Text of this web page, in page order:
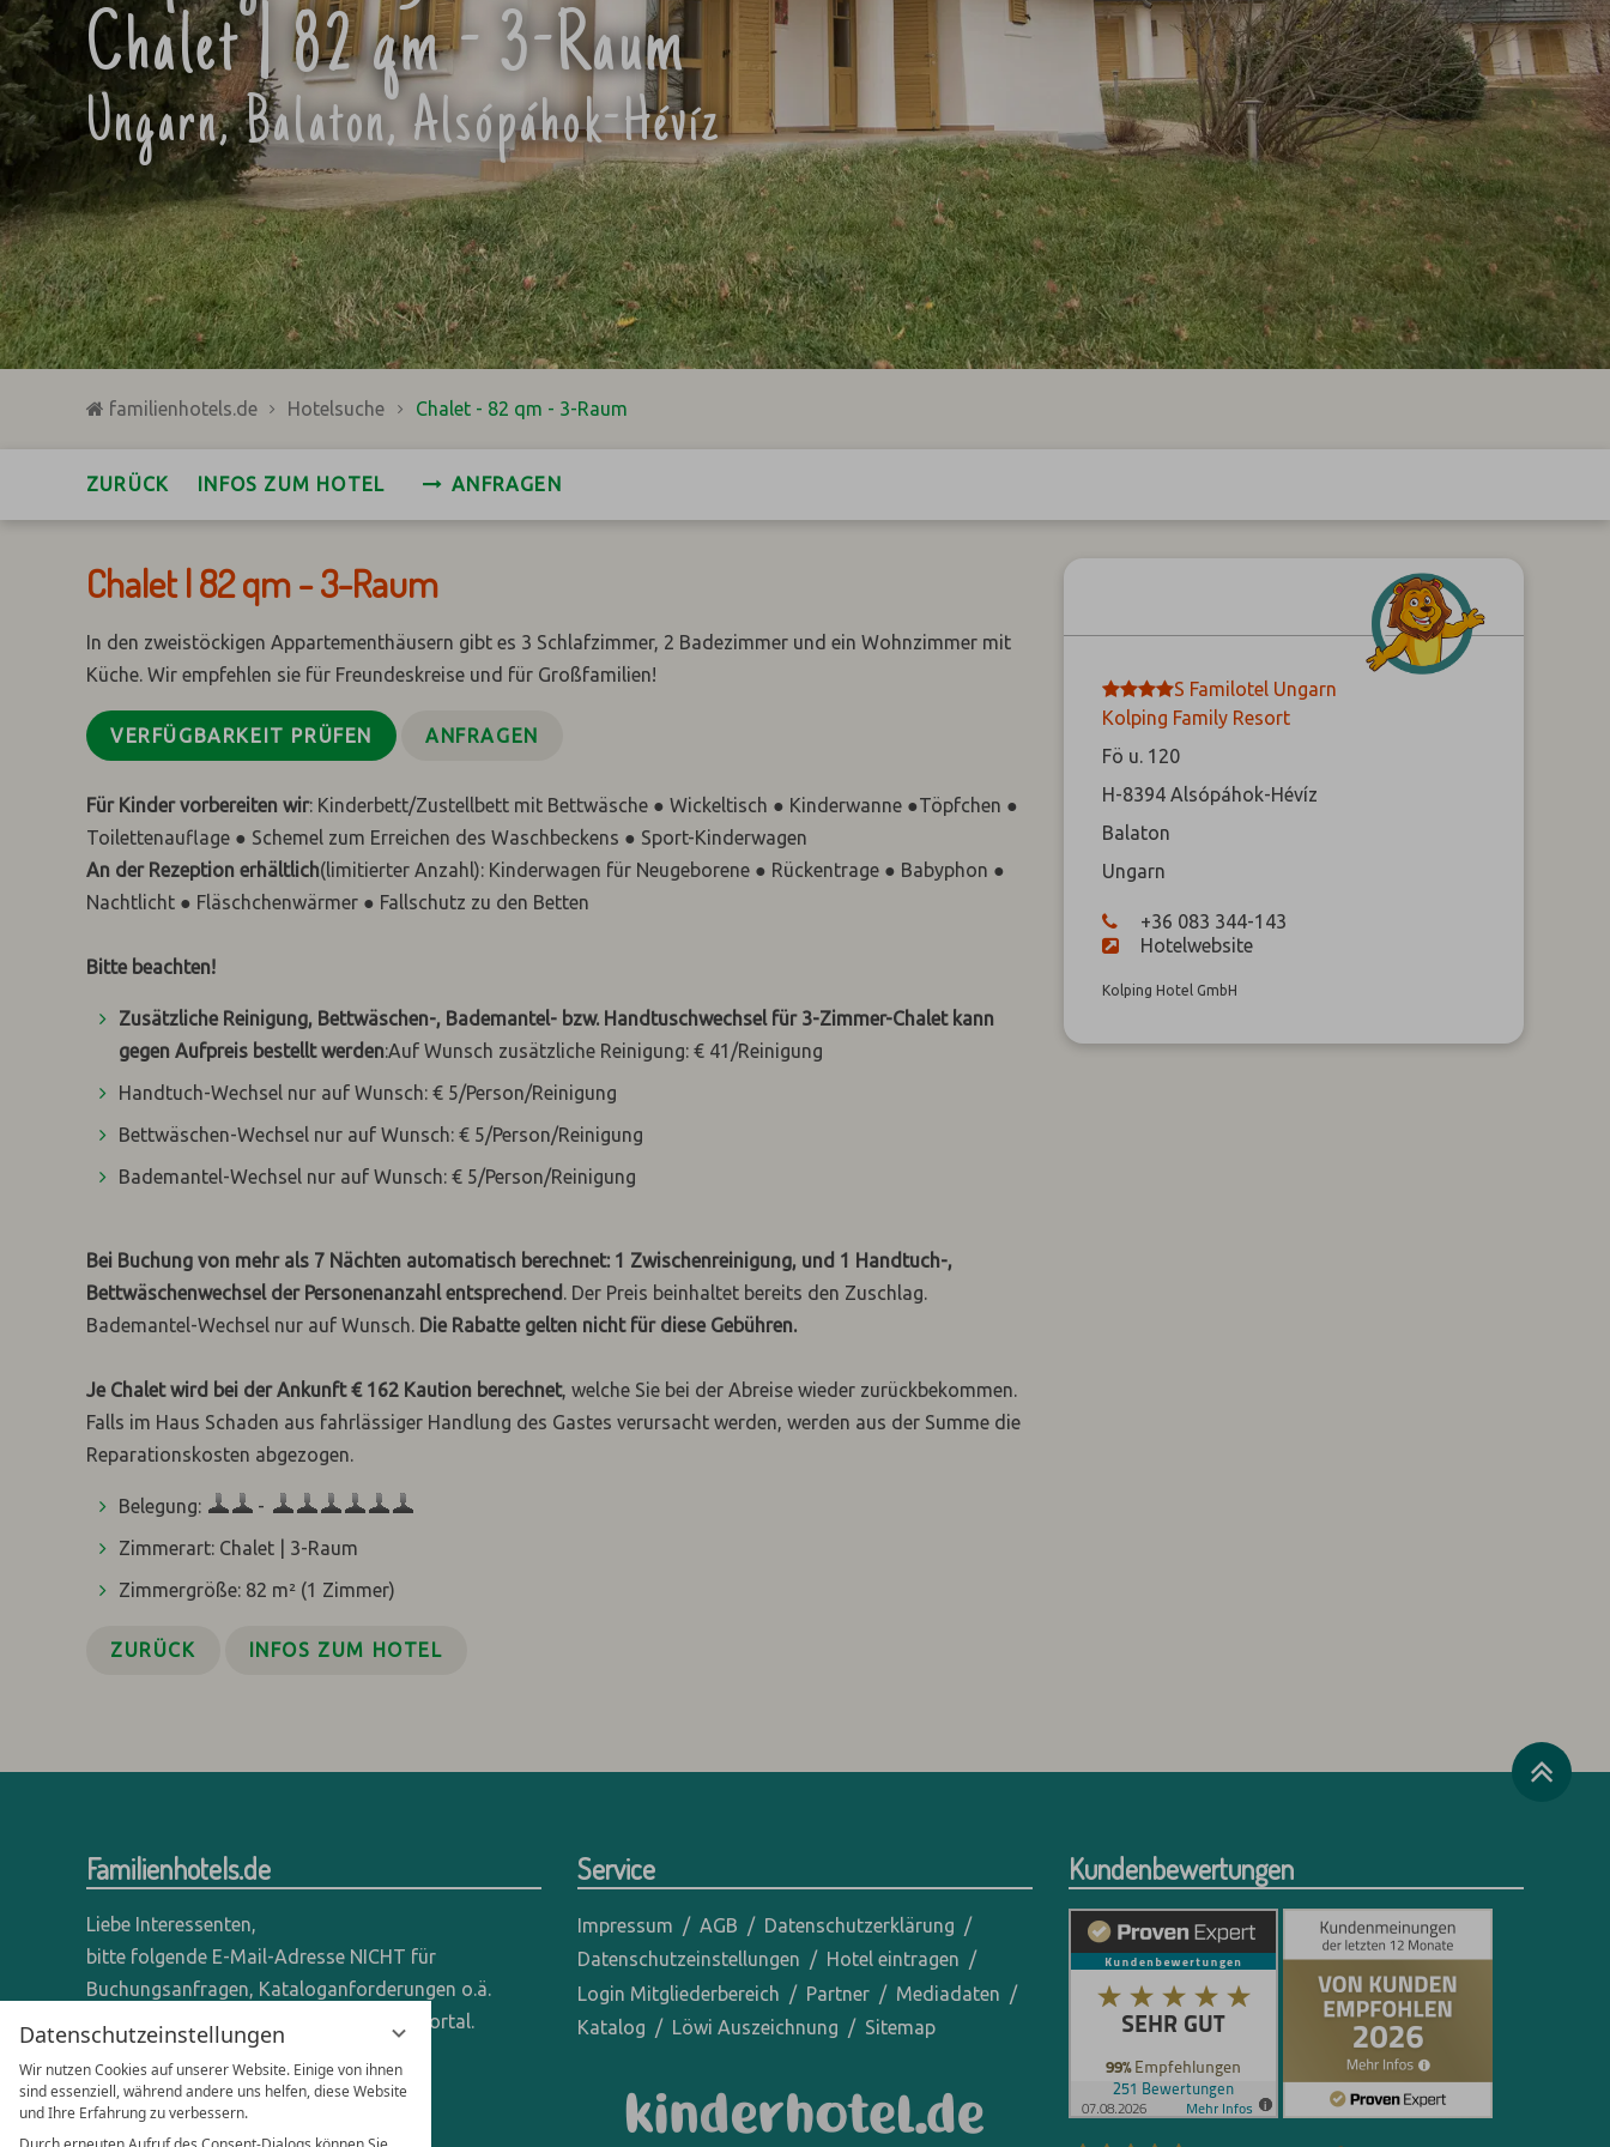
Datenschutzeinstellungen
Wir nutzen Cookies auf unserer Website. Einige von ihnen
sind essenziell, während andere uns helfen, diese Website
und Ihre Erfahrung zu verbessern.
Chalet | 82 qm - 3-Raum
Ungarn, Balaton, Alsópáhok-Hévíz
familienhotels.de Hotelsuche Chalet - 82 qm - 3-Raum
ZURÜCK INFOS ZUM HOTEL ANFRAGEN
Chalet | 82 qm - 3-Raum
In den zweistöckigen Appartementhäusern gibt es 3 Schlafzimmer, 2 Badezimmer und ein Wohnzimmer mit
Küche. Wir empfehlen sie für Freundeskreise und für Großfamilien!
VERFÜGBARKEIT PRÜFEN ANFRAGEN
Für Kinder vorbereiten wir: Kinderbett/Zustellbett mit Bettwäsche ● Wickeltisch ● Kinderwanne ●Töpfchen ●
Toilettenauflage ● Schemel zum Erreichen des Waschbeckens ● Sport-Kinderwagen
An der Rezeption erhältlich(limitierter Anzahl): Kinderwagen für Neugeborene ● Rückentrage ● Babyphon ●
Nachtlicht ● Fläschchenwärmer ● Fallschutz zu den Betten
Bitte beachten!
Zusätzliche Reinigung, Bettwäschen-, Bademantel- bzw. Handtuschwechsel für 3-Zimmer-Chalet kann
gegen Aufpreis bestellt werden:Auf Wunsch zusätzliche Reinigung: € 41/Reinigung
Handtuch-Wechsel nur auf Wunsch: € 5/Person/Reinigung
Bettwäschen-Wechsel nur auf Wunsch: € 5/Person/Reinigung
Bademantel-Wechsel nur auf Wunsch: € 5/Person/Reinigung
Bei Buchung von mehr als 7 Nächten automatisch berechnet: 1 Zwischenreinigung, und 1 Handtuch-,
Bettwäschenwechsel der Personenanzahl entsprechend
. Der Preis beinhaltet bereits den Zuschlag.
Bademantel-Wechsel nur auf Wunsch. Die Rabatte gelten nicht für diese Gebühren.
Je Chalet wird bei der Ankunft € 162 Kaution berechnet, welche Sie bei der Abreise wieder zurückbekommen.
Falls im Haus Schaden aus fahrlässiger Handlung des Gastes verursacht werden, werden aus der Summe die
Reparationskosten abgezogen.
Belegung:
-
Zimmerart: Chalet | 3-Raum
Zimmergröße: 82 m² (1 Zimmer)
ZURÜCK INFOS ZUM HOTEL
****
S Familotel Ungarn
Kolping Family Resort
Fö u. 120
H-8394 Alsópáhok-Hévíz
Balaton
Ungarn
+36 083 344-143
Hotelwebsite
Kolping Hotel GmbH
Familienhotels.de
Liebe Interessenten,
bitte folgende E-Mail-Adresse NICHT für
Buchungsanfragen, Kataloganforderungen o.ä.
verwenden - wir sind ein reines Online-Portal.
Anfragen dieser Art bitte direkt an die
entsprechenden Hotels senden.
Service
Impressum AGB
Datenschutzerklärung
Datenschutzeinstellungen
Hotel eintragen
Login Mitgliederbereich
Partner
Mediadaten
Katalog
Löwi Auszeichnung Sitemap
Kundenbewertungen